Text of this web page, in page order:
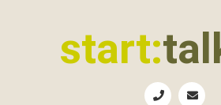
start: